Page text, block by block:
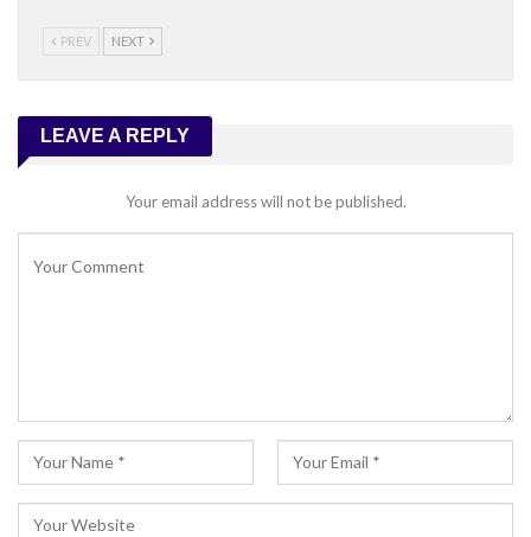
PREV NEXT
LEAVE A REPLY
Your email address will not be published.